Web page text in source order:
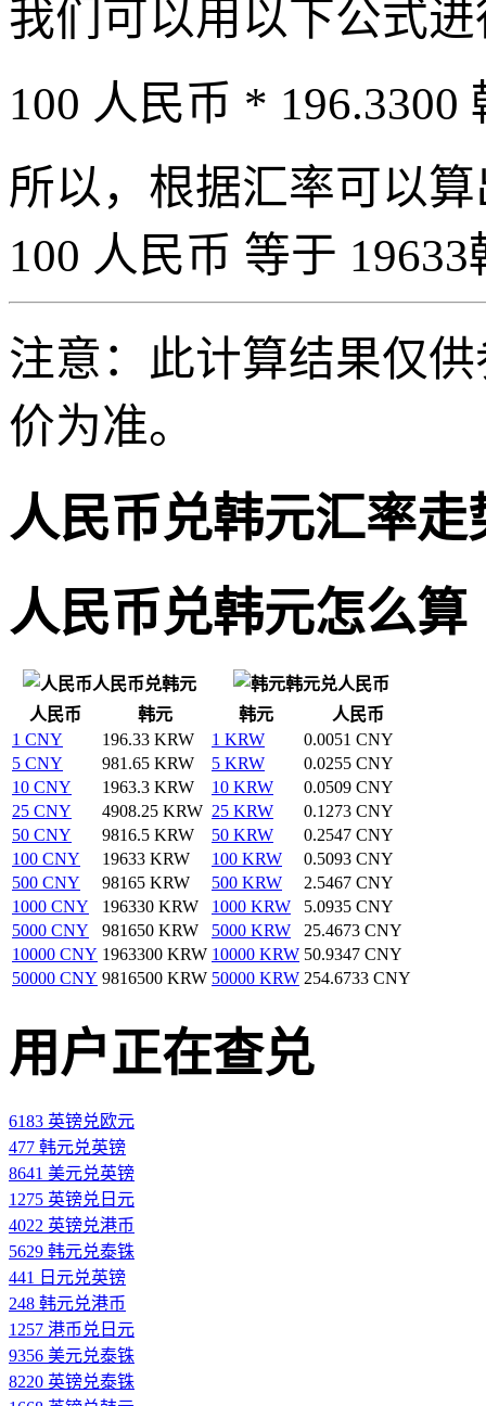
我们可以用以下公式
100 人民币 * 196.3300
所以，根据汇率可以
100 人民币 等于
注意：此计算结果仅
价为准。
人民币兑韩元汇率走
人民币兑韩元怎么算
人民币兑韩元
韩元兑人民币
人民币
韩元 韩元
人民币
1 CNY
196.33 KRW 1 KRW
0.0051 CNY
5 CNY
981.65 KRW 5 KRW
0.0255 CNY
10 CNY
1963.3 KRW 10 KRW
0.0509 CNY
25 CNY
4908.25 KRW 25 KRW
0.1273 CNY
50 CNY
9816.5 KRW 50 KRW
0.2547 CNY
100 CNY
19633 KRW 100 KRW
0.5093 CNY
500 CNY
98165 KRW 500 KRW
2.5467 CNY
1000 CNY
196330 KRW 1000 KRW
5.0935 CNY
5000 CNY
981650 KRW 5000 KRW
25.4673 CNY
10000 CNY 1963300 KRW 10000 KRW 50.9347 CNY
50000 CNY 9816500 KRW 50000 KRW 254.6733 CNY
用户正在查兑
6183 英镑兑欧元
477 韩元兑英镑
8641 美元兑英镑
1275 英镑兑日元
4022 英镑兑港币
5629 韩元兑泰铢
441 日元兑英镑
248 韩元兑港币
1257 港币兑日元
9356 美元兑泰铢
8220 英镑兑泰铢